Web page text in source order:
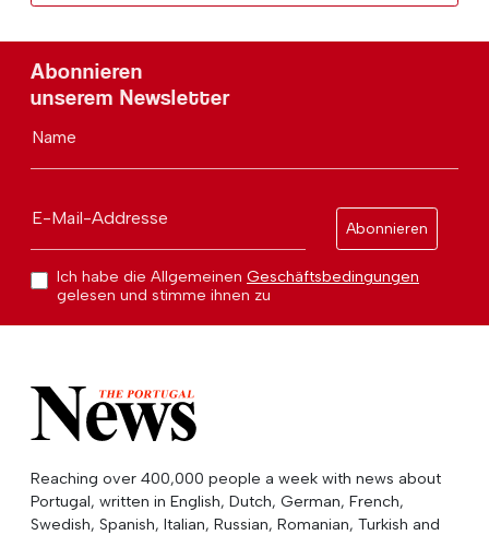
Abonnieren
unserem Newsletter
Name
E-Mail-Addresse
Abonnieren
Ich habe die Allgemeinen Geschäftsbedingungen
gelesen und stimme ihnen zu
Reaching over 400,000 people a week with news about
Portugal, written in English, Dutch, German, French,
Swedish, Spanish, Italian, Russian, Romanian, Turkish and